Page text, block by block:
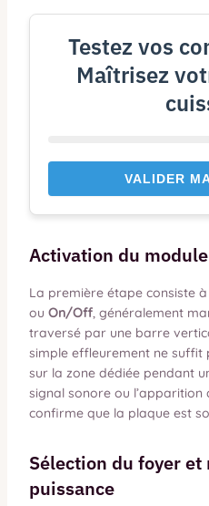
Testez vos
Maîtrisez
VALIDER
Activation du
La première étape consiste
ou On/Off, généralement
traversé par une barre
simple effleurement ne suffit
sur la zone dédiée pendant
signal sonore ou l’apparition
confirme que la plaque est
Sélection du foyer et
puissance